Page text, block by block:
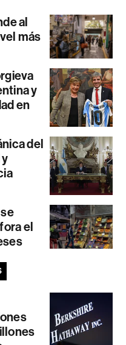
al
más
y
en
del
el